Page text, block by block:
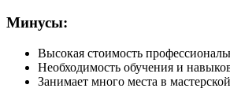
Минусы:
Высокая стоимость
Необходимость обучения и
Занимает много места в